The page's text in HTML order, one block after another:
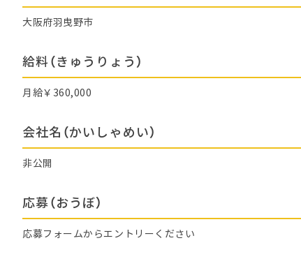
大阪府羽曳野市
給料（きゅうりょう）
月給￥360,000
会社名（かいしゃめい）
非公開
応募（おうぼ）
応募フォームからエントリーください